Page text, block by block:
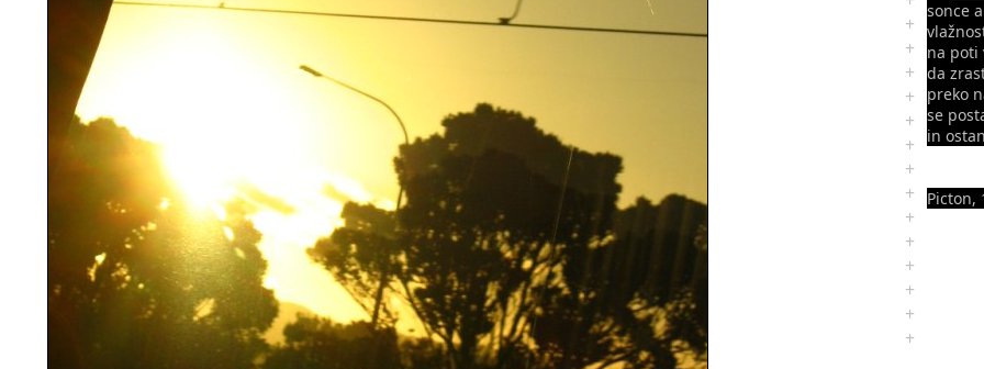
+
+
+
+
+
+
+
+
+
+
+
+
+
+
sonce
na poti
da
preko
se
in
Picton,